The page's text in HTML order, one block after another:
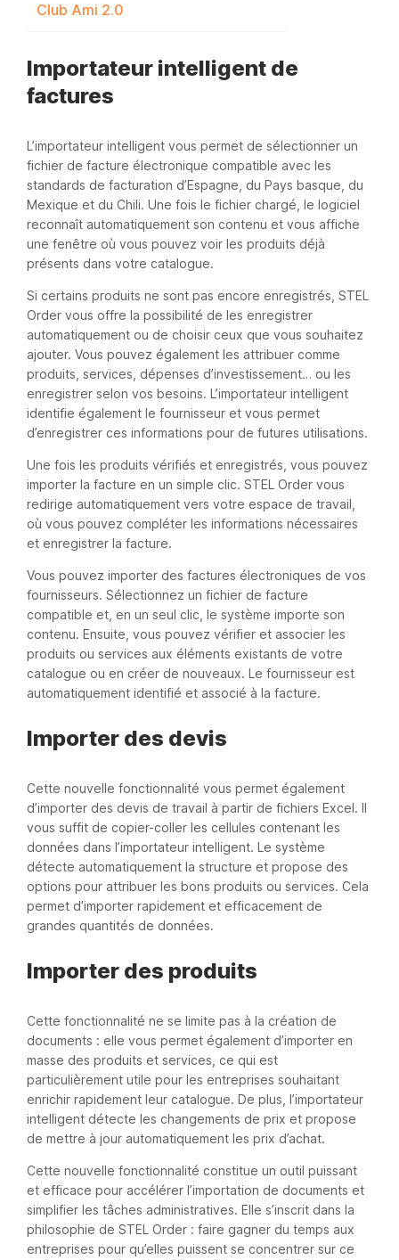
Club Ami 2.0
Importateur intelligent de
factures
L’importateur intelligent vous permet de sélectionner un
fichier de facture électronique compatible avec les
standards de facturation d’Espagne, du Pays basque, du
Mexique et du Chili. Une fois le fichier chargé, le logiciel
reconnaît automatiquement son contenu et vous affiche
une fenêtre où vous pouvez voir les produits déjà
présents dans votre catalogue.
Si certains produits ne sont pas encore enregistrés, STEL
Order vous offre la possibilité de les enregistrer
automatiquement ou de choisir ceux que vous souhaitez
ajouter. Vous pouvez également les attribuer comme
produits, services, dépenses d’investissement… ou les
enregistrer selon vos besoins. L’importateur intelligent
identifie également le fournisseur et vous permet
d’enregistrer ces informations pour de futures utilisations.
Une fois les produits vérifiés et enregistrés, vous pouvez
importer la facture en un simple clic. STEL Order vous
redirige automatiquement vers votre espace de travail,
où vous pouvez compléter les informations nécessaires
et enregistrer la facture.
Vous pouvez importer des factures électroniques de vos
fournisseurs. Sélectionnez un fichier de facture
compatible et, en un seul clic, le système importe son
contenu. Ensuite, vous pouvez vérifier et associer les
produits ou services aux éléments existants de votre
catalogue ou en créer de nouveaux. Le fournisseur est
automatiquement identifié et associé à la facture.
Importer des devis
Cette nouvelle fonctionnalité vous permet également
d’importer des devis de travail à partir de fichiers Excel. Il
vous suffit de copier-coller les cellules contenant les
données dans l’importateur intelligent. Le système
détecte automatiquement la structure et propose des
options pour attribuer les bons produits ou services. Cela
permet d’importer rapidement et efficacement de
grandes quantités de données.
Importer des produits
Cette fonctionnalité ne se limite pas à la création de
documents : elle vous permet également d’importer en
masse des produits et services, ce qui est
particulièrement utile pour les entreprises souhaitant
enrichir rapidement leur catalogue. De plus, l’importateur
intelligent détecte les changements de prix et propose
de mettre à jour automatiquement les prix d’achat.
Cette nouvelle fonctionnalité constitue un outil puissant
et efficace pour accélérer l’importation de documents et
simplifier les tâches administratives. Elle s’inscrit dans la
philosophie de STEL Order : faire gagner du temps aux
entreprises pour qu’elles puissent se concentrer sur ce